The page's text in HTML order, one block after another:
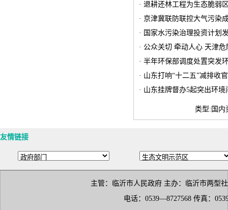
· 退耕还林工程为生态脆弱
· 京津冀联防联控大气污染
· 国家水污染治理投资计划
· 公众关切 牵动人心 天津
· 半年环保部调度处置突发
· 山东打响“十二五”减排收
· 山东挂牌督办5起突出环
类型:国
友情链接
主管：临沂市人民政府 主办：临沂市两型
电话：0539—8727568 传真：